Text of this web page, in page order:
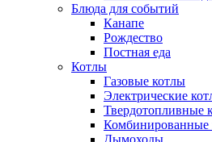
Блюда для событий
Канапе
Рождество
Постная еда
Котлы
Газовые котлы
Электрические
Твердотопливные
Комбинированные
Дымоходы